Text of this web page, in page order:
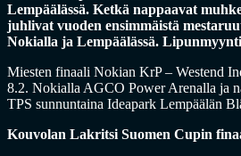
Lempäälässä. Ketkä nappaavat
juhlivat vuoden ensimmäistä
Nokialla ja Lempäälässä.
Miesten finaali Nokian KrP – Westend
8.2. Nokialla AGCO Power Arenalla ja
TPS sunnuntaina Ideapark Lempäälän
Kouvolan Lakritsi Suomen Cupin